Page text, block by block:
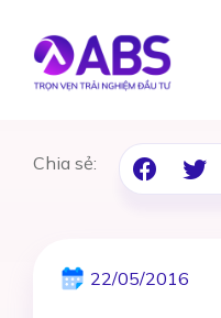
Chia sẻ:
22/05/2016